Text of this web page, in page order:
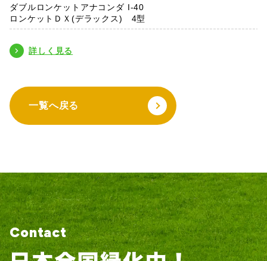
ダブルロンケットアナコンダ I-40
ロンケットＤＸ(デラックス) 4型
詳しく見る
一覧へ戻る
Contact